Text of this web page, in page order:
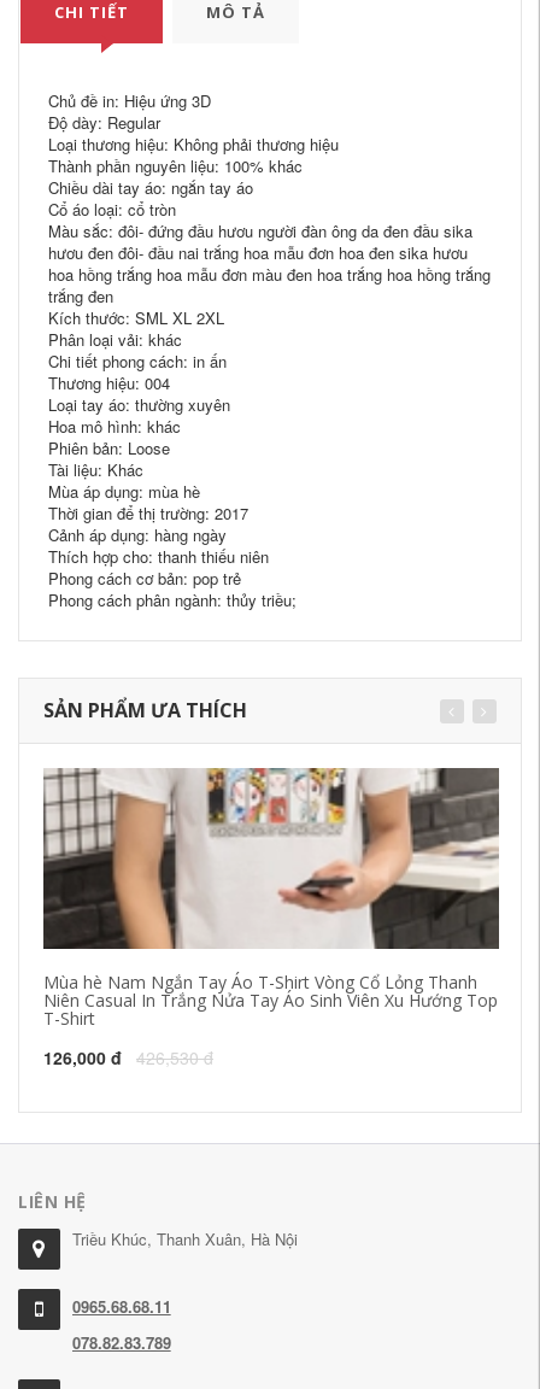
CHI TIẾT MÔ TẢ
Chủ đề in: Hiệu ứng 3D
Độ dày: Regular
Loại thương hiệu: Không phải thương hiệu
Thành phần nguyên liệu: 100% khác
Chiều dài tay áo: ngắn tay áo
Cổ áo loại: cổ tròn
Màu sắc: đôi- đứng đầu hươu người đàn ông da đen đầu sika
hươu đen đôi- đầu nai trắng hoa mẫu đơn hoa đen sika hươu
hoa hồng trắng hoa mẫu đơn màu đen hoa trắng hoa hồng trắng
trắng đen
Kích thước: SML XL 2XL
Phân loại vải: khác
Chi tiết phong cách: in ấn
Thương hiệu: 004
Loại tay áo: thường xuyên
Hoa mô hình: khác
Phiên bản: Loose
Tài liệu: Khác
Mùa áp dụng: mùa hè
Thời gian để thị trường: 2017
Cảnh áp dụng: hàng ngày
Thích hợp cho: thanh thiếu niên
Phong cách cơ bản: pop trẻ
Phong cách phân ngành: thủy triều;
SẢN PHẨM ƯA THÍCH
Mùa hè Nam Ngắn Tay Áo T-Shirt Vòng Cổ Lỏng Thanh
Niên Casual In Trắng Nửa Tay Áo Sinh Viên Xu Hướng Top
T-Shirt
126,000 đ 426,530 đ
LIÊN HỆ
Triều Khúc, Thanh Xuân, Hà Nội
0965.68.68.11
078.82.83.789